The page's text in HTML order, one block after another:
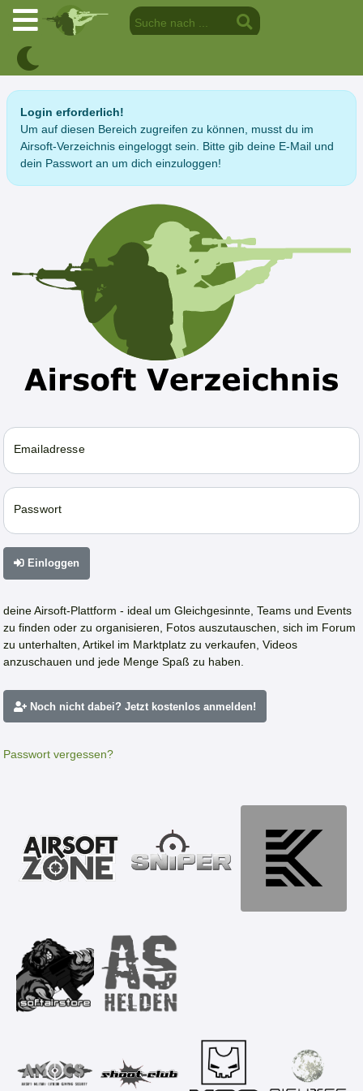
Login erforderlich!
Um auf diesen Bereich zugreifen zu können, musst du im
Airsoft-Verzeichnis eingeloggt sein. Bitte gib deine E-Mail und
dein Passwort an um dich einzuloggen!
Emailadresse
Passwort
Einloggen
deine Airsoft-Plattform - ideal um Gleichgesinnte, Teams und Events
zu finden oder zu organisieren, Fotos auszutauschen, sich im Forum
zu unterhalten, Artikel im Marktplatz zu verkaufen, Videos
anzuschauen und jede Menge Spaß zu haben.
Noch nicht dabei? Jetzt kostenlos anmelden!
Passwort vergessen?